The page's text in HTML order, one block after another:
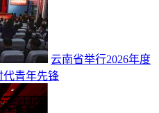
云南省举行2026年度
代青年先锋